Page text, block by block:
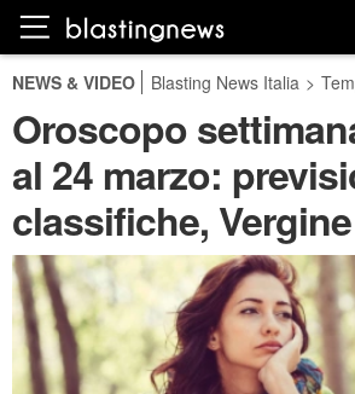
NEWS & VIDEO Blasting News Italia >
Oroscopo
al 24 marzo:
classifiche,